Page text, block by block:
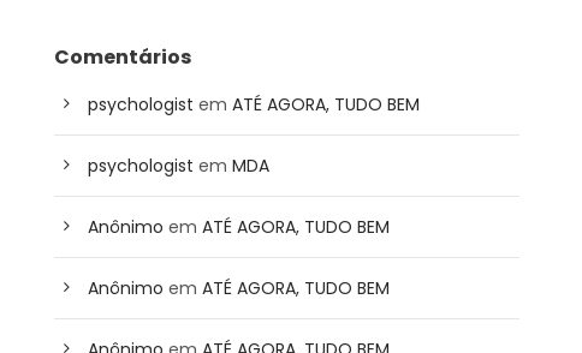
Comentários
psychologist emATÉ AGORA, TUDO BEM
psychologist emMDA
Anônimo emATÉ AGORA, TUDO BEM
Anônimo emATÉ AGORA, TUDO BEM